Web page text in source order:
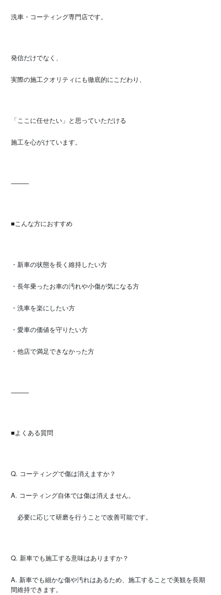
洗車・コーティング専門店です。
発信だけでなく、
実際の施工クオリティにも徹底的にこだわり、
「ここに任せたい」と思っていただける
施工を心がけています。
⸻
■こんな方におすすめ
・新車の状態を長く維持したい方
・長年乗ったお車の汚れや小傷が気になる方
・洗車を楽にしたい方
・愛車の価値を守りたい方
・他店で満足できなかった方
⸻
■よくある質問
Q. コーティングで傷は消えますか？
A. コーティング自体では傷は消えません。
必要に応じて研磨を行うことで改善可能です。
Q. 新車でも施工する意味はありますか？
A. 新車でも細かな傷や汚れはあるため、施工することで美観を長期
間維持できます。